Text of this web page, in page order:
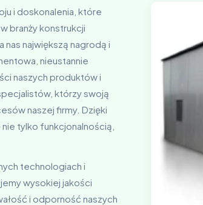
i doskonalenia, które
branży konstrukcji
nas największą nagrodą i
nieustannie
naszych produktów i
którzy swoją
naszej firmy. Dzięki
tylko funkcjonalnością,
technologiach i
wysokiej jakości
i odporność naszych